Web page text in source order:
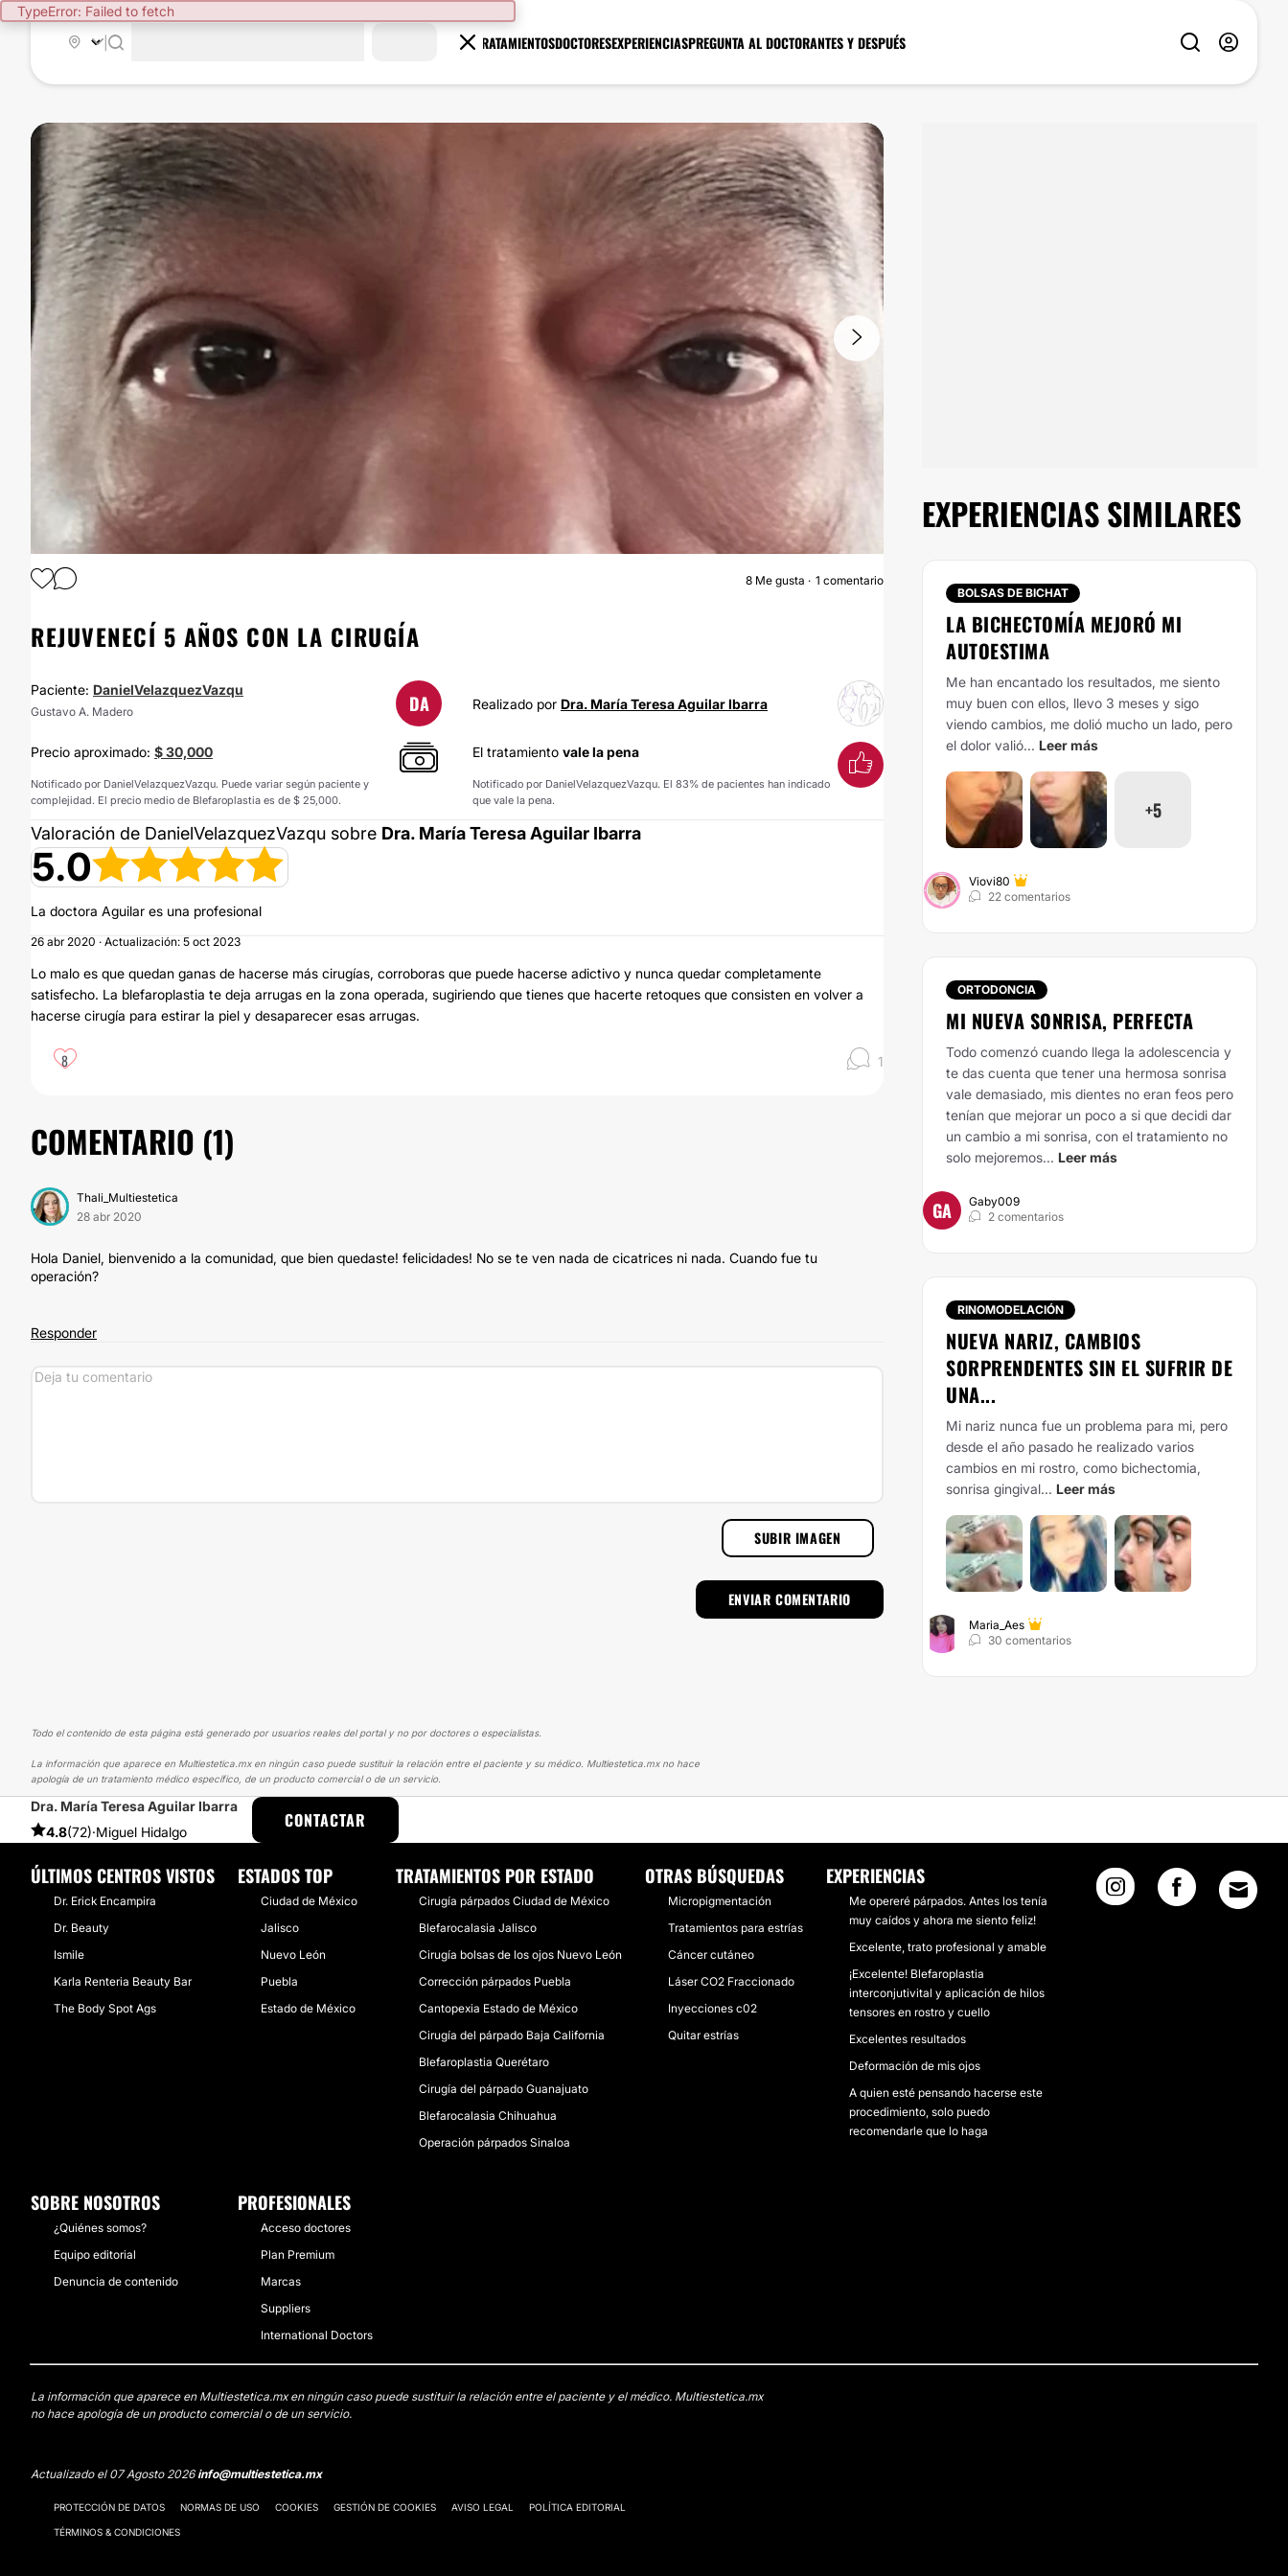
TypeError: Failed to fetch
TRATAMIENTOSDOCTORESEXPERIENCIASPREGUNTA AL DOCTORANTES Y DESPUÉS
BLEFAROPLASTIA
8 Me gusta 1 comentario
REJUVENECÍ 5 AÑOS CON LA CIRUGÍA
Paciente: DanielVelazquezVazqu
Gustavo A. Madero DA Realizado por Dra. María Teresa Aguilar Ibarra
Precio aproximado: $ 30,000
Notificado por DanielVelazquezVazqu. Puede variar según paciente y
complejidad. El precio medio de Blefaroplastia es de $ 25,000.
El tratamiento vale la pena
Notificado por DanielVelazquezVazqu. El 83% de pacientes han indicado
que vale la pena.
Valoración de DanielVelazquezVazqu sobre Dra. María Teresa Aguilar Ibarra
5.0
La doctora Aguilar es una profesional
26 abr 2020 · Actualización: 5 oct 2023
Lo malo es que quedan ganas de hacerse más cirugías, corroboras que puede hacerse adictivo y nunca quedar completamente
satisfecho. La blefaroplastia te deja arrugas en la zona operada, sugiriendo que tienes que hacerte retoques que consisten en volver a
hacerse cirugía para estirar la piel y desaparecer esas arrugas.
8 1
COMENTARIO (1)
Thali_Multiestetica
28 abr 2020
Hola Daniel, bienvenido a la comunidad, que bien quedaste! felicidades! No se te ven nada de cicatrices ni nada. Cuando fue tu
operación?
Responder
SUBIR IMAGEN
EXPERIENCIAS SIMILARES
BOLSAS DE BICHAT
LA BICHECTOMÍA MEJORÓ MI
AUTOESTIMA
Me han encantado los resultados, me siento
muy buen con ellos, llevo 3 meses y sigo
viendo cambios, me dolió mucho un lado, pero
el dolor valió... Leer más
+5
Viovi80
22 comentarios
ORTODONCIA
MI NUEVA SONRISA, PERFECTA
Todo comenzó cuando llega la adolescencia y
te das cuenta que tener una hermosa sonrisa
vale demasiado, mis dientes no eran feos pero
tenían que mejorar un poco a si que decidi dar
un cambio a mi sonrisa, con el tratamiento no
solo mejoremos... Leer más
GA
Gaby009
2 comentarios
RINOMODELACIÓN
NUEVA NARIZ, CAMBIOS
SORPRENDENTES SIN EL SUFRIR DE
UNA...
Mi nariz nunca fue un problema para mi, pero
desde el año pasado he realizado varios
cambios en mi rostro, como bichectomia,
sonrisa gingival... Leer más
Maria_Aes
30 comentarios
Todo el contenido de esta página está generado por usuarios reales del portal y no por doctores o especialistas.
La información que aparece en Multiestetica.mx en ningún caso puede sustituir la relación entre el paciente y su médico. Multiestetica.mx no hace
apología de un tratamiento médico específico, de un producto comercial o de un servicio.
Dra. María Teresa Aguilar Ibarra
4.8(72)·Miguel Hidalgo
CONTACTAR
MULTIESTETICA EXPERIENCIAS EXPERIENCIAS SOBRE BLEFAROPLASTIA
ÚLTIMOS CENTROS VISTOS
Dr. Erick Encampira
Dr. Beauty
Ismile
Karla Renteria Beauty Bar
The Body Spot Ags
ESTADOS TOP
Ciudad de México
Jalisco
Nuevo León
Puebla
Estado de México
TRATAMIENTOS POR ESTADO
Cirugía párpados Ciudad de México
Blefarocalasia Jalisco
Cirugía bolsas de los ojos Nuevo León
Corrección párpados Puebla
Cantopexia Estado de México
Cirugía del párpado Baja California
Blefaroplastia Querétaro
Cirugía del párpado Guanajuato
Blefarocalasia Chihuahua
Operación párpados Sinaloa
OTRAS BÚSQUEDAS
Micropigmentación
Tratamientos para estrías
Cáncer cutáneo
Láser CO2 Fraccionado
Inyecciones c02
Quitar estrías
EXPERIENCIAS
Me opereré párpados. Antes los tenía
muy caídos y ahora me siento feliz!
Excelente, trato profesional y amable
¡Excelente! Blefaroplastia
interconjutivital y aplicación de hilos
tensores en rostro y cuello
Excelentes resultados
Deformación de mis ojos
A quien esté pensando hacerse este
procedimiento, solo puedo
recomendarle que lo haga
SOBRE NOSOTROS
¿Quiénes somos?
Equipo editorial
Denuncia de contenido
PROFESIONALES
Acceso doctores
Plan Premium
Marcas
Suppliers
International Doctors
La información que aparece en Multiestetica.mx en ningún caso puede sustituir la relación entre el paciente y el médico. Multiestetica.mx
no hace apología de un producto comercial o de un servicio.
Actualizado el 07 Agosto 2026info@multiestetica.mx
PROTECCIÓN DE DATOS NORMAS DE USO COOKIES GESTIÓN DE COOKIES AVISO LEGAL POLÍTICA EDITORIAL
TÉRMINOS & CONDICIONES